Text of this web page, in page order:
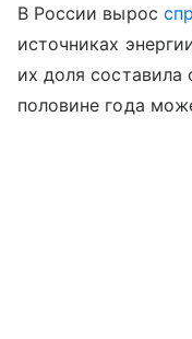
В России вырос
источниках
их доля составила
половине года